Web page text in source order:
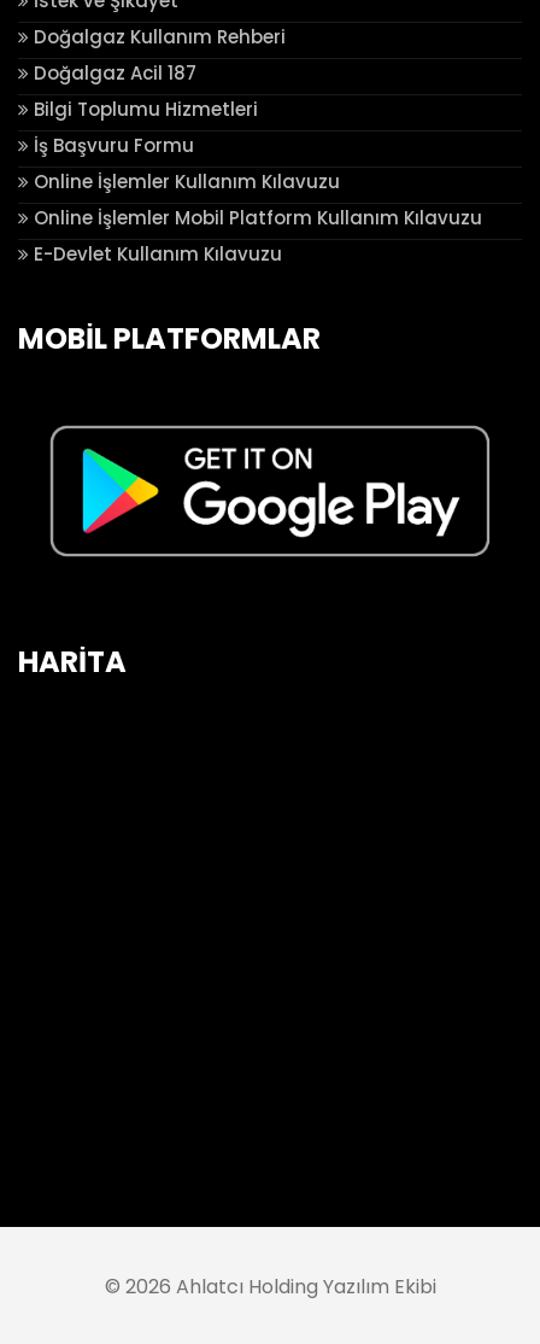
Doğalgaz Kullanım Rehberi
Doğalgaz Acil 187
Bilgi Toplumu Hizmetleri
İş Başvuru Formu
Online İşlemler Kullanım Kılavuzu
Online İşlemler Mobil Platform Kullanım Kılavuzu
E-Devlet Kullanım Kılavuzu
MOBİL PLATFORMLAR
HARİTA
© 2026 Ahlatcı Holding Yazılım Ekibi